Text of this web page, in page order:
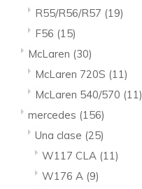
R55/R56/R57 (19)
F56 (15)
McLaren (30)
McLaren 720S (11)
McLaren 540/570 (11)
mercedes (156)
Una clase (25)
W117 CLA (11)
W176 A (9)